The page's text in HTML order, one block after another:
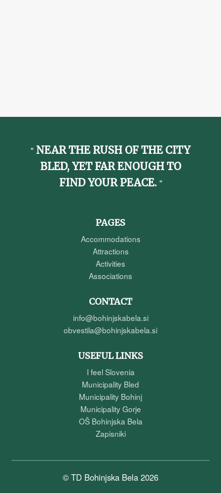
NEAR THE RUSH OF THE CITY
BLED, YET FAR ENOUGH TO
FIND YOUR PEACE.
PAGES
Accommodations
Attractions
Activities
Associations
CONTACT
info@bohinjskabela.si
obvestila@bohinjskabela.si
USEFUL LINKS
I feel Slovenia
Municipality Bled
Municipality Bohinj
Municipality Gorje
OŠ Bohinjska Bela
Zapisniki
© TD Bohinjska Bela 2026